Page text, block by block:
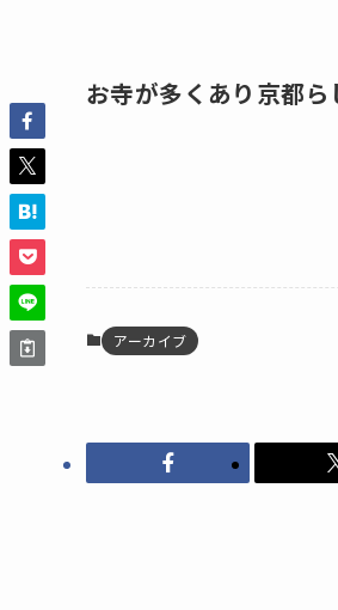
お寺が多くあり京都
アーカイブ